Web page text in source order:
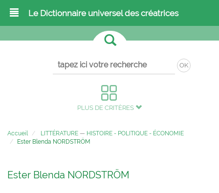
Le Dictionnaire universel des créatrices
OK
PLUS DE CRITÈRES
Accueil LITTÉRATURE — HISTOIRE - POLITIQUE - ÉCONOMIE
Ester Blenda NORDSTRÖM
Ester Blenda NORDSTRÖM